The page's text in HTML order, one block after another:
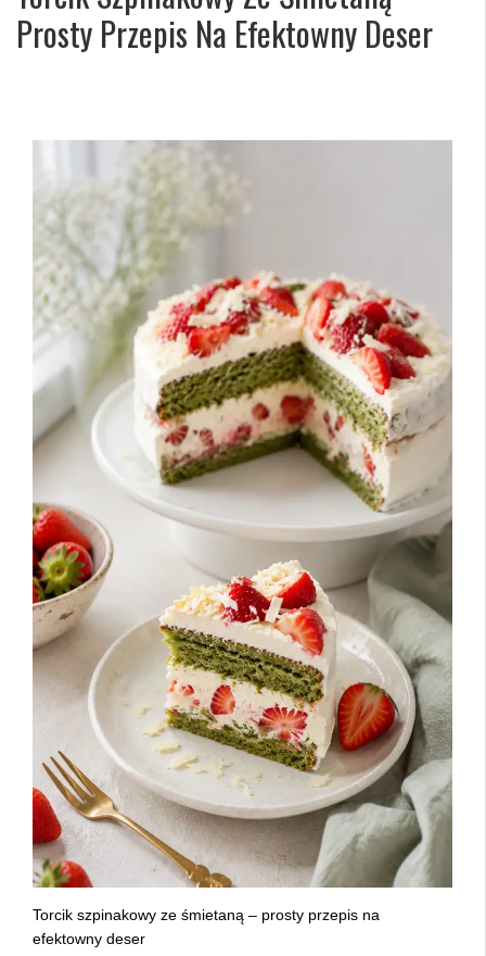
Prosty Przepis Na Efektowny Deser
Torcik szpinakowy ze śmietaną – prosty przepis na
efektowny deser